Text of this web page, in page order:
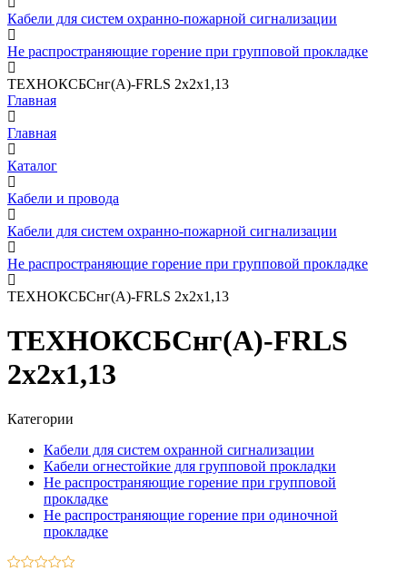
Кабели для систем охранно-пожарной сигнализации
Не распространяющие горение при групповой прокладке
ТЕХНОКСБСнг(А)-FRLS 2х2х1,13
Главная
Главная
Каталог
Кабели и провода
Кабели для систем охранно-пожарной сигнализации
Не распространяющие горение при групповой прокладке
ТЕХНОКСБСнг(А)-FRLS 2х2х1,13
ТЕХНОКСБСнг(А)-FRLS
2х2х1,13
Категории
Кабели для систем охранной сигнализации
Кабели огнестойкие для групповой прокладки
Не распространяющие горение при групповой
прокладке
Не распространяющие горение при одиночной
прокладке